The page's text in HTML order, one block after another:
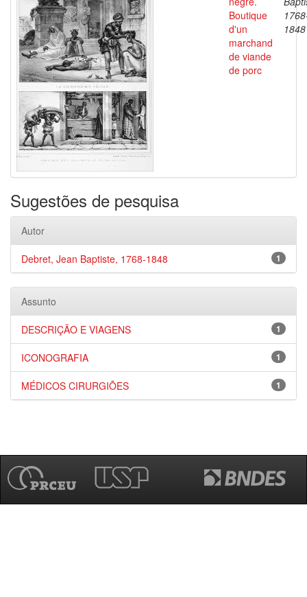
Boutique
d'un
marchand
de viande
de porc
1848
Sugestões de pesquisa
Autor
1
Debret, Jean Baptiste, 1768-1848
Assunto
1
DESCRIÇÃO E VIAGENS
1
ICONOGRAFIA
1
MÉDICOS CIRURGIÕES